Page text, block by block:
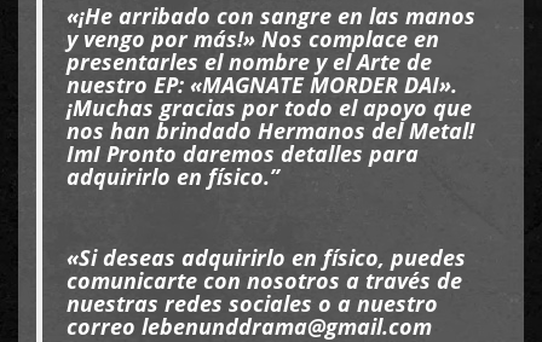
«¡He arribado con sangre en las manos
y vengo por más!» Nos complace en
presentarles el nombre y el Arte de
nuestro EP: «MAGNATE MORDER DAI».
¡Muchas gracias por todo el apoyo que
nos han brindado Hermanos del Metal!
ImI Pronto daremos detalles para
adquirirlo en físico.”
«Sideseas adquirirlo en físico, puedes
comunicarte con nosotros a través de
nuestras redes sociales o a nuestro
correo lebenunddrama@gmail.com